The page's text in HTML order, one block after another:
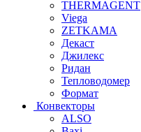
THERMAGENT
Viega
ZETKAMA
Декаст
Джилекс
Ридан
Тепловодомер
Формат
Конвекторы
ALSO